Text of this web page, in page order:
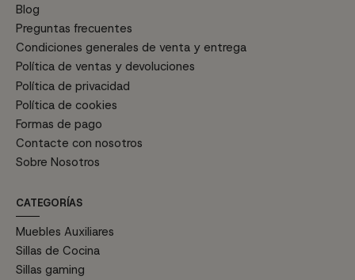
Blog
Preguntas frecuentes
Condiciones generales de venta y entrega
Política de ventas y devoluciones
Política de privacidad
Política de cookies
Formas de pago
Contacte con nosotros
Sobre Nosotros
CATEGORÍAS
Muebles Auxiliares
Sillas de Cocina
Sillas gaming